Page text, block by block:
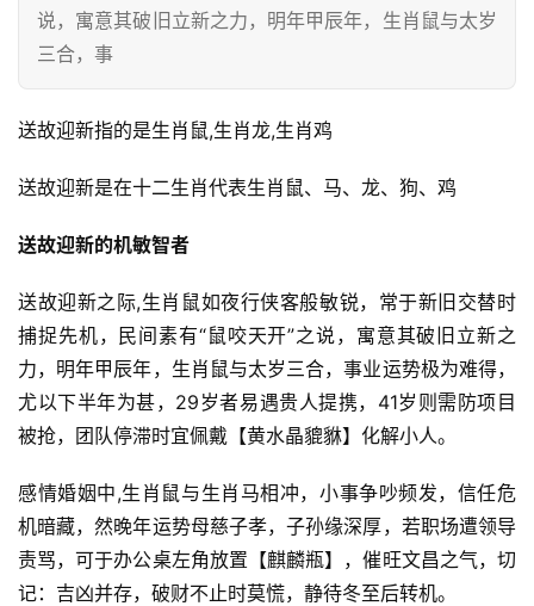
说，寓意其破旧立新之力，明年甲辰年，生肖鼠与太岁
三合，事
送故迎新指的是生肖鼠,生肖龙,生肖鸡
送故迎新是在十二生肖代表生肖鼠、马、龙、狗、鸡
送故迎新的机敏智者
送故迎新之际,生肖鼠如夜行侠客般敏锐，常于新旧交替时
捕捉先机，民间素有“鼠咬天开”之说，寓意其破旧立新之
力，明年甲辰年，生肖鼠与太岁三合，事业运势极为难得，
尤以下半年为甚，29岁者易遇贵人提携，41岁则需防项目
被抢，团队停滞时宜佩戴【黄水晶貔貅】化解小人。
感情婚姻中,生肖鼠与生肖马相冲，小事争吵频发，信任危
机暗藏，然晚年运势母慈子孝，子孙缘深厚，若职场遭领导
责骂，可于办公桌左角放置【麒麟瓶】，催旺文昌之气，切
记：吉凶并存，破财不止时莫慌，静待冬至后转机。